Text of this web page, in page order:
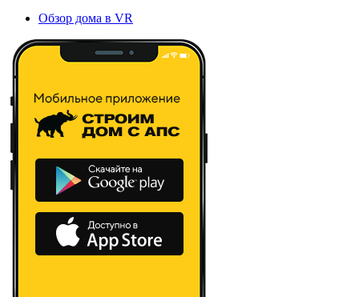
Обзор дома в VR